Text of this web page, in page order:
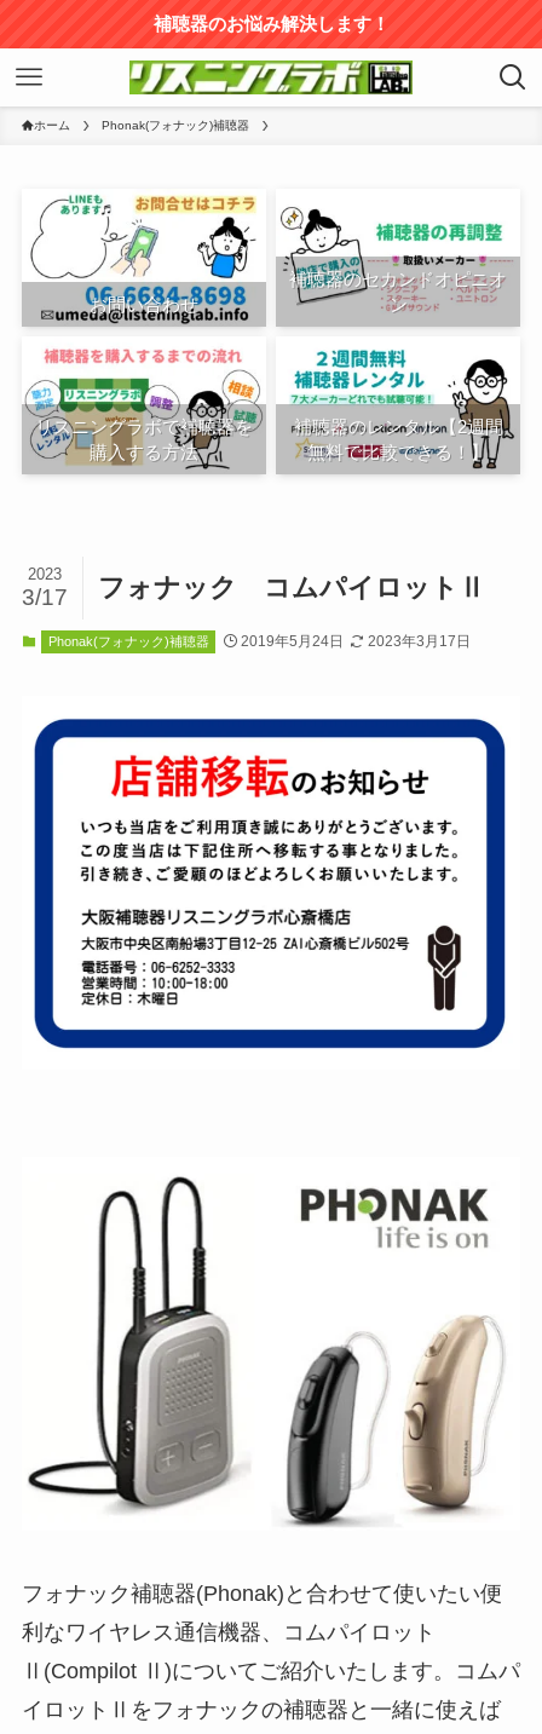
補聴器のお悩み解決します！
ホーム Phonak(フォナック)補聴器
お問い合わせ
補聴器のセカンドオピニオ
ン
リスニングラボで補聴器を
購入する方法
補聴器のレンタル【2週間
無料で比較できる！】
フォナック コムパイロットⅡ
2023
3/17
Phonak(フォナック)補聴器 2019年5月24日 2023年3月17日
フォナック補聴器(Phonak)と合わせて使いたい便
利なワイヤレス通信機器、コムパイロット
Ⅱ(Compilot Ⅱ)についてご紹介いたします。コムパ
イロットⅡをフォナックの補聴器と一緒に使えば